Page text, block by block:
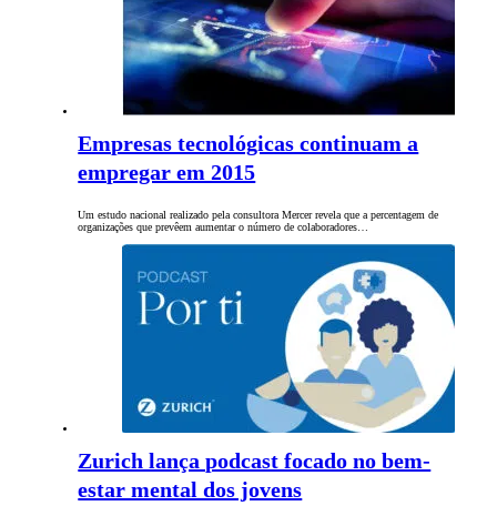
Empresas tecnológicas continuam a
empregar em 2015
Um estudo nacional realizado pela consultora Mercer revela que a percentagem de
organizações que prevêem aumentar o número de colaboradores…
Zurich lança podcast focado no bem-
estar mental dos jovens